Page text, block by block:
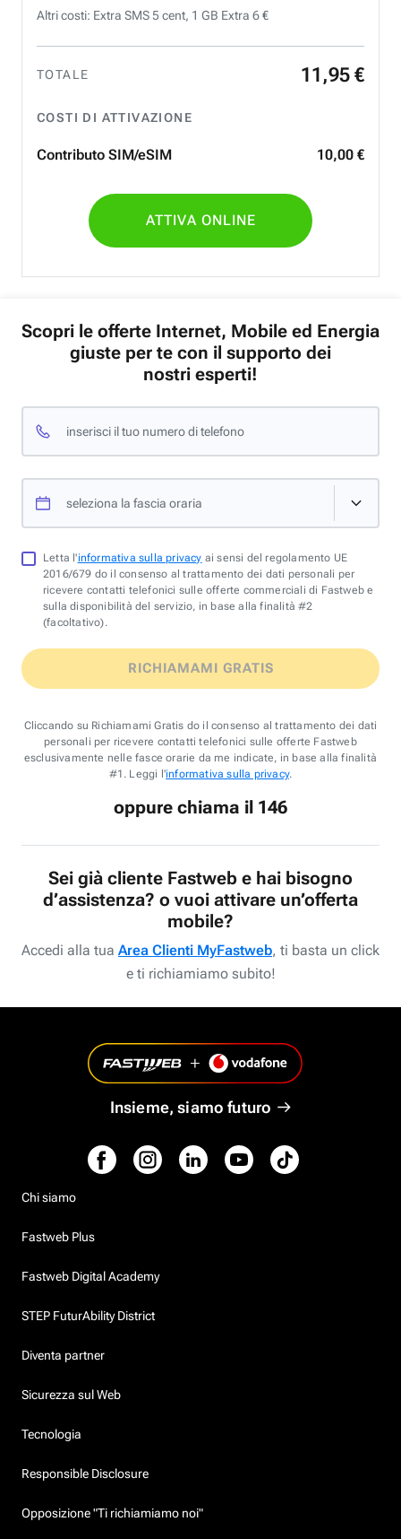
Altri costi: Extra SMS 5 cent, 1 GB Extra 6 €
TOTALE 11 ,95 €
COSTI DI ATTIVAZIONE
Contributo SIM/eSIM 10,00 €
ATTIVA ONLINE
Scopri le offerte Internet, Mobile ed Energia
giuste per te con il supporto dei
nostri esperti!
inserisci il tuo numero di telefono
seleziona la fascia oraria
Letta l'informativa sulla privacy ai sensi del regolamento UE
2016/679 do il consenso al trattamento dei dati personali per
ricevere contatti telefonici sulle offerte commerciali di Fastweb e
sulla disponibilità del servizio, in base alla finalità #2
(facoltativo).
RICHIAMAMI GRATIS
Cliccando su Richiamami Gratis do il consenso al trattamento dei dati
personali per ricevere contatti telefonici sulle offerte Fastweb
esclusivamente nelle fasce orarie da me indicate, in base alla finalità
#1. Leggi l'informativa sulla privacy.
oppure chiama il 146
Sei già cliente Fastweb e hai bisogno
d’assistenza? o vuoi attivare un’offerta
mobile?
Accedi alla tua Area Clienti MyFastweb, ti basta un click
e ti richiamiamo subito!
Insieme, siamo futuro
Chi siamo
Fastweb Plus
Fastweb Digital Academy
STEP FuturAbility District
Diventa partner
Sicurezza sul Web
Tecnologia
Responsible Disclosure
Opposizione "Ti richiamiamo noi"